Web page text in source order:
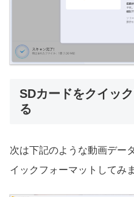
SDカードをクイッ
る
次は下記のような動画デー
イックフォーマットしてみま